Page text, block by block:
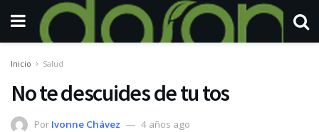
Inicio Salud
No te descuides de tu tos
Por Ivonne Chávez 4 años ago